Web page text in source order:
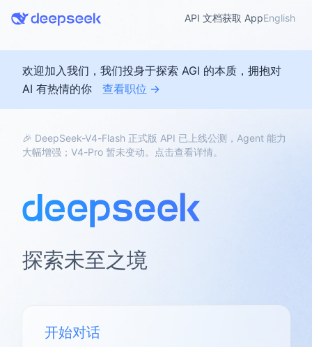
欢迎加入我们，我们投身于探索 AGI 的本质，拥抱对
AI 有热情的你
查看职位 →
🎉 DeepSeek-V4-Flash 正式版 API 已上线公测，Agent 能力
大幅增强；V4-Pro 暂未变动。点击查看详情。
探索未至之境
开始对话
API 文档获取 AppEnglish